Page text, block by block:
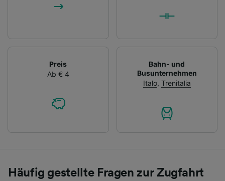
Preis
Ab € 4
Bahn- und
Busunternehmen
Italo, Trenitalia
Häufig gestellte Fragen zur Zugfahrt